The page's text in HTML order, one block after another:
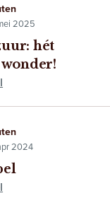
2025
hét
2024